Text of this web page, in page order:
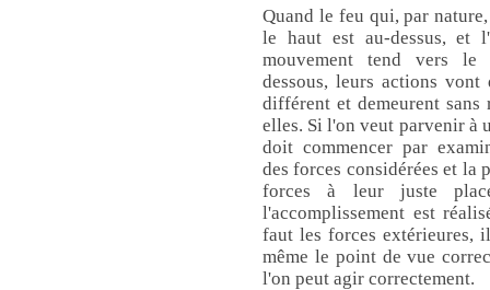
Quand le feu qui, par
le haut est au-dessus, et
mouvement tend vers
dessous, leurs actions vont
différent et demeurent sans
elles. Si l'on veut parvenir à
doit commencer par
des forces considérées et la
forces à leur juste
l'accomplissement est
faut les forces extérieures,
même le point de vue
l'on peut agir correctement.